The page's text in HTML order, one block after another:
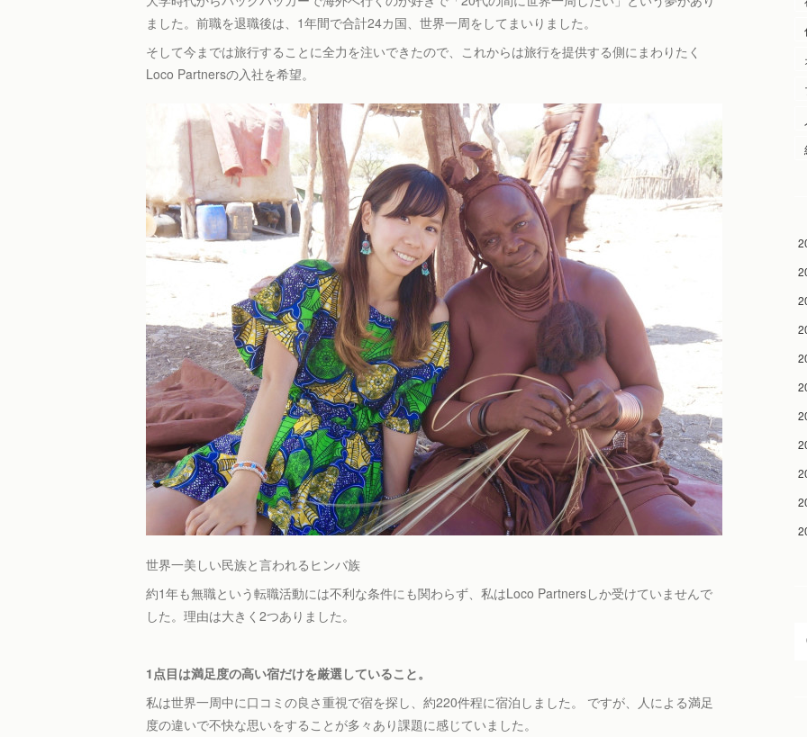
ました。前職を退職後は、1年間で合計24カ国、世界一周をしてまいりました。
そして今までは旅行することに全力を注いできたので、これからは旅行を提供する側にまわりたく
Loco Partnersの入社を希望。
世界一美しい民族と言われるヒンバ族
約1年も無職という転職活動には不利な条件にも関わらず、私はLoco Partnersしか受けていませんで
した。理由は大きく2つありました。
1点目は満足度の高い宿だけを厳選していること。
私は世界一周中に口コミの良さ重視で宿を探し、約220件程に宿泊しました。 ですが、人による満足
度の違いで不快な思いをすることが多々あり課題に感じていました。